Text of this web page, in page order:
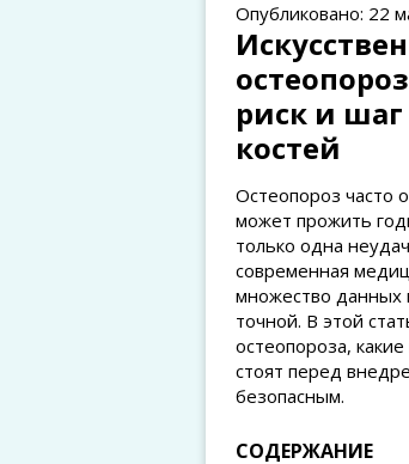
Опубликовано: 22
риск и
костей
Остеопороз часто
может прожить
только одна
современная
множество данных
точной. В этой
остеопороза,
стоят перед
безопасным.
СОДЕРЖАНИЕ